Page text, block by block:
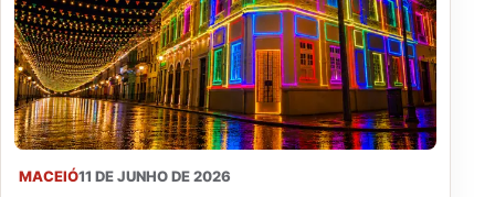
MACEIÓ11 DE JUNHO DE 2026